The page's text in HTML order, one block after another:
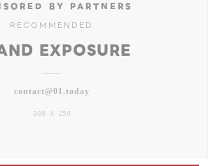
BY PARTNERS
RECOMMENDED
EXPOSURE
contact@01.today
300 X 250